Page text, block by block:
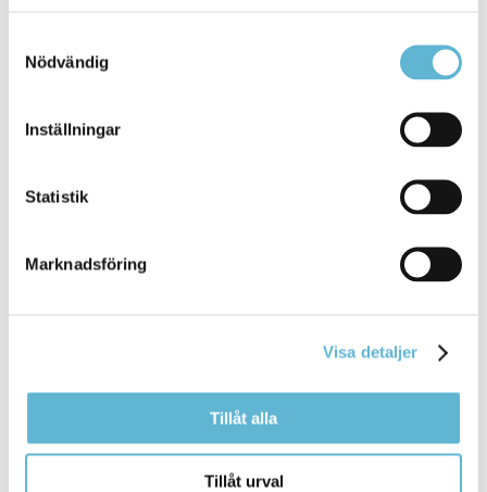
Nödvändig
Inställningar
Statistik
Marknadsföring
Visa detaljer
Tillåt alla
Tillåt urval
Bromölla Kommun
Webbsida
schemaläggningar för Stöd och omsorg samtvissa
utbildar
Bromölla Kommun